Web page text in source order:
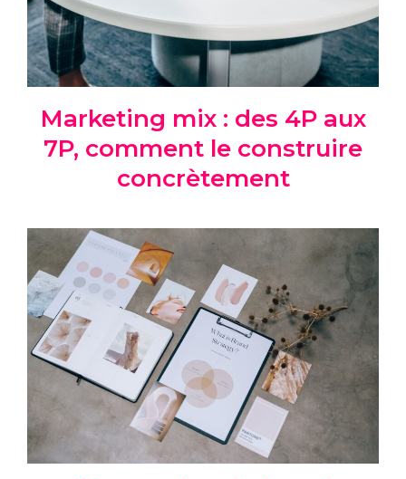
Marketing mix : des 4P aux
7P, comment le construire
concrètement